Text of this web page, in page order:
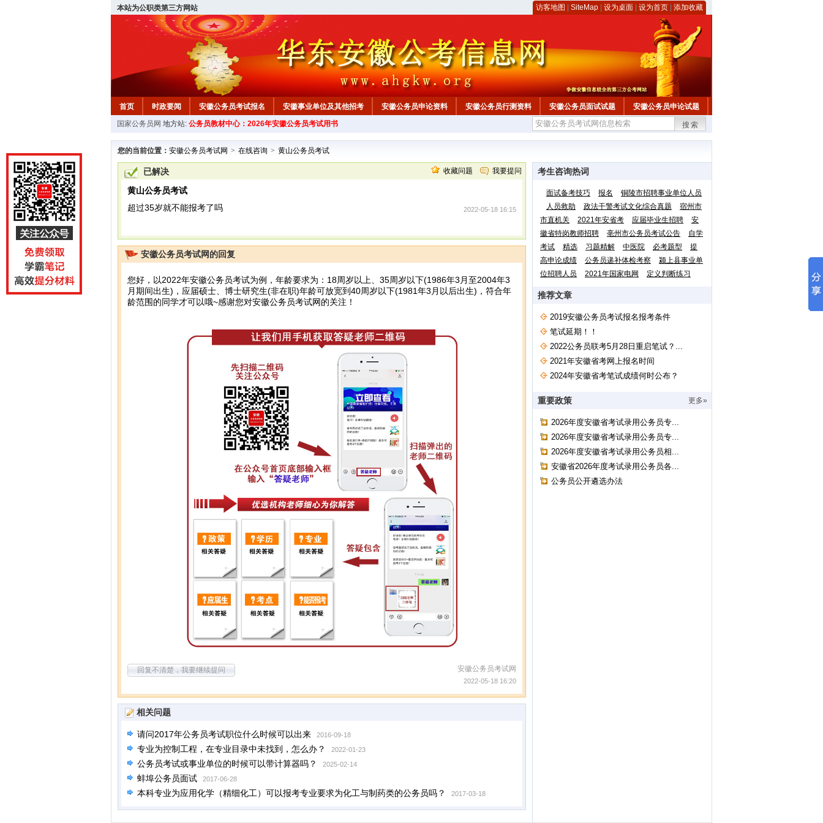
本站为公职类第三方网站 访客地图 SiteMap 设为桌面 设为首页 添加收藏
首页 时政要闻 安徽公务员考试报名 安徽事业单位及其他招考 安徽公务员申论资料 安徽公务员行测资料 安徽公务员面试试题 安徽公务员申论试题
安徽公务员行测试题 在线咨询 教材中心
国家公务员网 地方站: 公务员教材中心：2026年安徽公务员考试用书 搜索
您的当前位置： 安徽公务员考试网 > 在线咨询 > 黄山公务员考试
已解决 收藏问题 我要提问
黄山公务员考试
超过35岁就不能报考了吗
2022-05-18 16:15
安徽公务员考试网的回复
您好，以2022年安徽公务员考试为例，年龄要求为：18周岁以上、35周岁以下(1986年3月至2004年3
月期间出生)，应届硕士、博士研究生(非在职)年龄可放宽到40周岁以下(1981年3月以后出生)，符合年
龄范围的同学才可以哦~感谢您对安徽公务员考试网的关注！
回复不清楚，我要继续提问 安徽公务员考试网
2022-05-18 16:20
相关问题
请问2017年公务员考试职位什么时候可以出来 2016-09-18
专业为控制工程，在专业目录中未找到，怎么办？ 2022-01-23
公务员考试或事业单位的时候可以带计算器吗？ 2025-02-14
蚌埠公务员面试 2017-06-28
本科专业为应用化学（精细化工）可以报考专业要求为化工与制药类的公务员吗？ 2017-03-18
考生咨询热词
面试备考技巧 报名
铜陵市招聘事业单位人员
人员救助
政法干警考试文化综合真题
宿州市
市直机关
2021年安省考 应届毕业生招聘
安
徽省特岗教师招聘
亳州市公务员考试公告
自学
考试
精选 习题精解 中医院 必考题型
提
高申论成绩
公务员递补体检考察
颍上县事业单
位招聘人员
2021年国家电网 定义判断练习
推荐文章
2019安徽公务员考试报名报考条件
笔试延期！！
2022公务员联考5月28日重启笔试？...
2021年安徽省考网上报名时间
2024年安徽省考笔试成绩何时公布？
重要政策 更多»
2026年度安徽省考试录用公务员专...
2026年度安徽省考试录用公务员专...
2026年度安徽省考试录用公务员相...
安徽省2026年度考试录用公务员各...
公务员公开遴选办法